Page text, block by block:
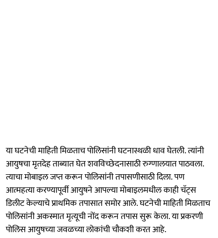
या घटनेची माहिती मिळताच पोलिसांनी घटनास्थळी धाव घेतली. त्यांनी
आयुषचा मृतदेह ताब्यात घेत शवविच्छेदनासाठी रुग्णालयात पाठवला.
त्याचा मोबाइल जप्त करून पोलिसांनी तपासणीसाठी दिला. पण
आत्महत्या करण्यापूर्वी आयुषने आपल्या मोबाइलमधील काही चॅट्स
डिलीट केल्याचे प्राथमिक तपासात समोर आले. घटनेची माहिती मिळताच
पोलिसांनी अकस्मात मृत्यूची नोंद करून तपास सुरू केला. या प्रकरणी
पोलिस आयुषच्या जवळच्या लोकांची चौकशी करत आहे.